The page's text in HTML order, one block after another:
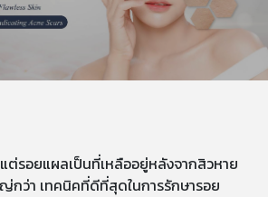
รอยแผลเป็นที่เหลืออยู่หลังจากสิวหาย
กว่า เทคนิคที่ดีที่สุดในการรักษารอย